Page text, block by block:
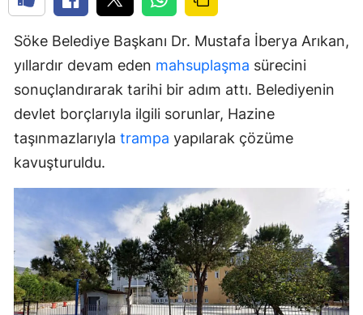
Söke Belediye Başkanı Dr. Mustafa İberya Arıkan,
yıllardır devam eden mahsuplaşma sürecini
sonuçlandırarak tarihi bir adım attı. Belediyenin
devlet borçlarıyla ilgili sorunlar, Hazine
taşınmazlarıyla trampa yapılarak çözüme
kavuşturuldu.